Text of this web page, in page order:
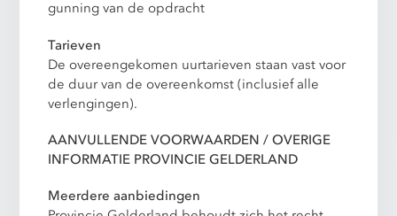
gunning van de opdracht
Tarieven
De overeengekomen uurtarieven staan vast voor
de duur van de overeenkomst (inclusief alle
verlengingen).
AANVULLENDE VOORWAARDEN / OVERIGE
INFORMATIE PROVINCIE GELDERLAND
Meerdere aanbiedingen